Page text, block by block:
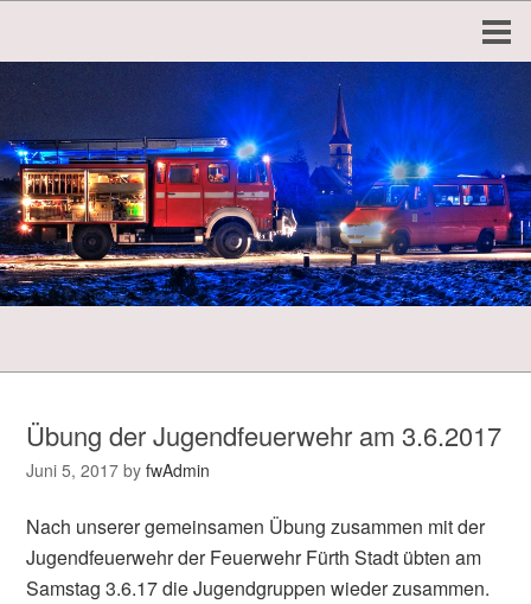
Übung der Jugendfeuerwehr am 3.6.2017
Juni 5, 2017 byfwAdmin
Nach unserer gemeinsamen Übung zusammen mit der
Jugendfeuerwehr der Feuerwehr Fürth Stadt übten am
Samstag 3.6.17 die Jugendgruppen wieder zusammen.